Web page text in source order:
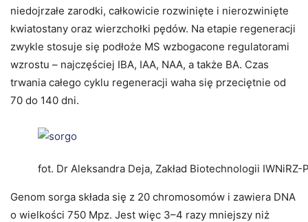
niedojrzałe zarodki, całkowicie rozwinięte i nierozwinięte
kwiatostany oraz wierzchołki pędów. Na etapie regeneracji
zwykle stosuje się podłoże MS wzbogacone regulatorami
wzrostu – najczęściej IBA, IAA, NAA, a także BA. Czas
trwania całego cyklu regeneracji waha się przeciętnie od
70 do 140 dni.
fot. Dr Aleksandra Deja, Zakład Biotechnologii
Genom sorga składa się z 20 chromosomów i zawiera DNA
o wielkości 750 Mpz. Jest więc 3–4 razy mniejszy niż